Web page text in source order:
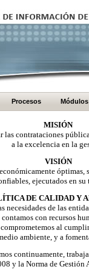
Procesos Módulos
MISIÓN
contrataciones
a la excelencia en la
VISIÓN
óptimas,
ejecutados en
DE CALIDAD Y
necesidades de las
con recursos
al
ambiente, y a
continuamente,
y la Norma de